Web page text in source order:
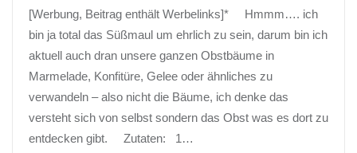
[Werbung, Beitrag enthält Werbelinks]* Hmmm…. ich
bin ja total das Süßmaul um ehrlich zu sein, darum bin ich
aktuell auch dran unsere ganzen Obstbäume in
Marmelade, Konfitüre, Gelee oder ähnliches zu
verwandeln – also nicht die Bäume, ich denke das
versteht sich von selbst sondern das Obst was es dort zu
entdecken gibt. Zutaten: 1…